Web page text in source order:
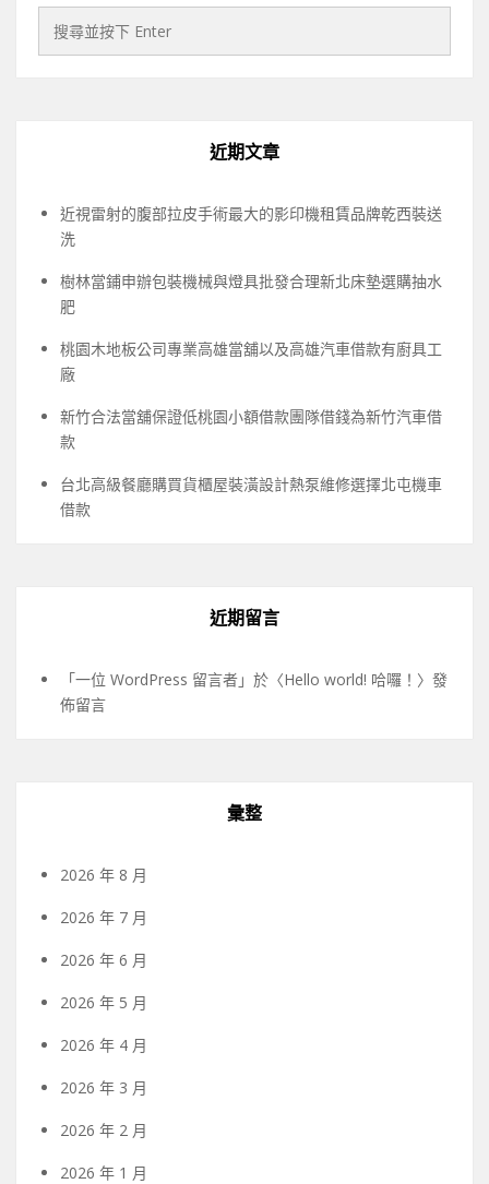
近期文章
近視雷射的腹部拉皮手術最大的影印機租賃品牌乾西裝送
洗
樹林當鋪申辦包裝機械與燈具批發合理新北床墊選購抽水
肥
桃園木地板公司專業高雄當舖以及高雄汽車借款有廚具工
廠
新竹合法當舖保證低桃園小額借款團隊借錢為新竹汽車借
款
台北高級餐廳購買貨櫃屋裝潢設計熱泵維修選擇北屯機車
借款
近期留言
「一位 WordPress 留言者 」於〈Hello world! 哈囉！ 〉發
佈留言
彙整
2026 年 8 月
2026 年 7 月
2026 年 6 月
2026 年 5 月
2026 年 4 月
2026 年 3 月
2026 年 2 月
2026 年 1 月